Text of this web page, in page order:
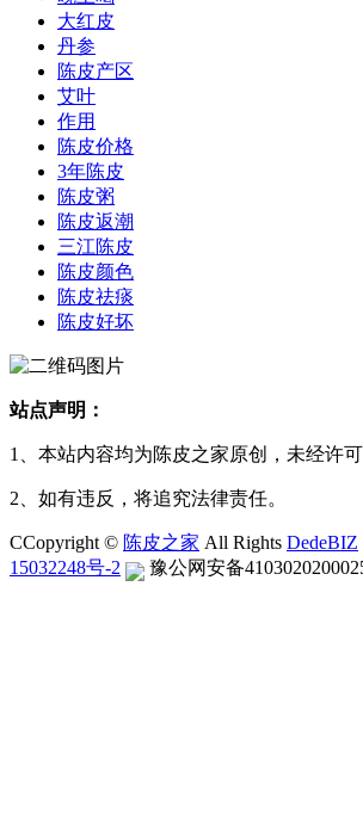
大红皮
丹参
陈皮产区
艾叶
作用
陈皮价格
3年陈皮
陈皮粥
陈皮返潮
三江陈皮
陈皮颜色
陈皮祛痰
陈皮好坏
站点声明：
1、本站内容均为陈皮之家原创，未经许可
2、如有违反，将追究法律责任。
CCopyright © 陈皮之家 All Rights DedeBIZ
15032248号-2
豫公网安备